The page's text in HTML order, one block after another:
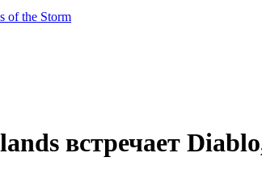
of the Storm
встречает